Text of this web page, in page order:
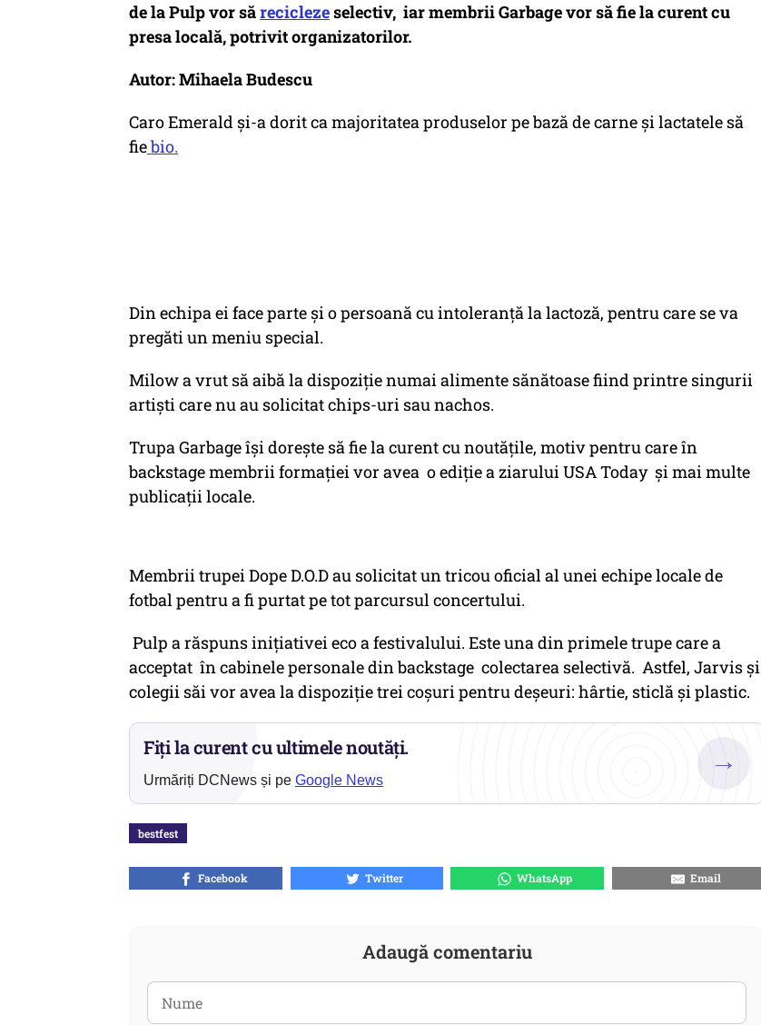
de la Pulp vor săreciclezeselectiv, iar membrii Garbage vor să fie la curent cu
presa locală, potrivit organizatorilor.
Autor: Mihaela Budescu
Caro Emerald şi-a dorit ca majoritatea produselor pe bază de carne şi lactatele să
fiebio.
Din echipa ei face parte şi o persoană cu intoleranţă la lactoză, pentru care se va
pregăti un meniu special.
Milow a vrut să aibă la dispoziţie numai alimente sănătoase fiind printre singurii
artişti care nu au solicitat chips-uri sau nachos.
Trupa Garbage îşi doreşte să fie la curent cu noutăţile, motiv pentru care în
backstage membrii formaţiei vor avea o ediţie a ziarului USA Today şi mai multe
publicaţii locale.
Membrii trupei Dope D.O.D au solicitat un tricou oficial al unei echipe locale de
fotbal pentru a fi purtat pe tot parcursul concertului.
Pulp a răspuns iniţiativei eco a festivalului. Este una din primele trupe care a
acceptat în cabinele personale din backstage colectarea selectivă. Astfel, Jarvis şi
colegii săi vor avea la dispoziţie trei coşuri pentru deşeuri: hârtie, sticlă şi plastic.
Fiți la curent cu ultimele noutăți.
Urmăriți DCNews și pe Google News
→
bestfest
Facebook Twitter WhatsApp Email
Adaugă comentariu